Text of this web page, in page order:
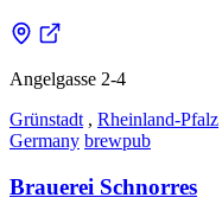
Angelgasse 2-4
Grünstadt , Rheinland-Pfalz
Germany brewpub
Brauerei Schnorres